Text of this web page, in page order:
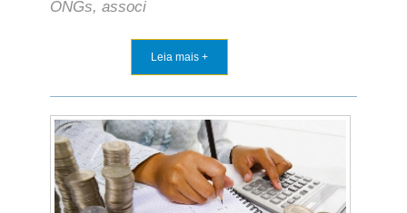
ONGs, associ
Leia mais +